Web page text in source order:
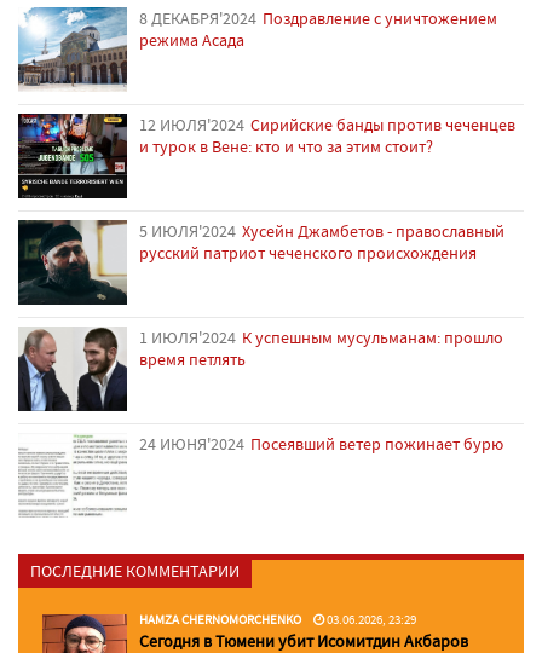
8 ДЕКАБРЯ'2024 Поздравление с уничтожением
режима Асада
12 ИЮЛЯ'2024 Сирийские банды против чеченцев
и турок в Вене: кто и что за этим стоит?
5 ИЮЛЯ'2024 Хусейн Джамбетов - православный
русский патриот чеченского происхождения
1 ИЮЛЯ'2024 К успешным мусульманам: прошло
время петлять
24 ИЮНЯ'2024 Посеявший ветер пожинает бурю
ПОСЛЕДНИЕ КОММЕНТАРИИ
HAMZA CHERNOMORCHENKO 03.06.2026, 23:29
Сегодня в Тюмени убит Исомитдин Акбаров